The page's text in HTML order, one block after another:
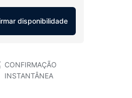
disponibilidade
CONFIRMAÇÃO
INSTANTÂNEA